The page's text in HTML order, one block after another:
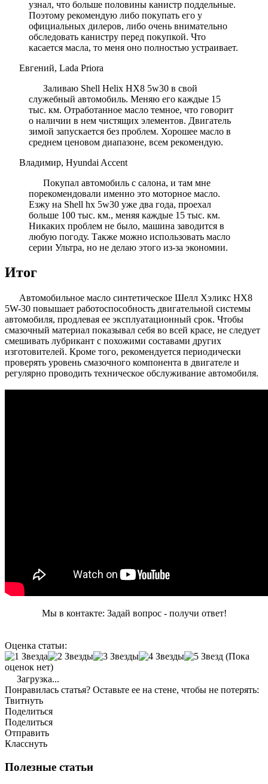
узнал, что больше половины канистр поддельные.
Поэтому рекомендую либо покупать его у
официальных дилеров, либо очень внимательно
обследовать канистру перед покупкой. Что
касается масла, то меня оно полностью устраивает.
Евгений, Lada Priora
Заливаю Shell Helix HX8 5w30 в свой
служебный автомобиль. Меняю его каждые 15
тыс. км. Отработанное масло темное, что говорит
о наличии в нем чистящих элементов. Двигатель
зимой запускается без проблем. Хорошее масло в
среднем ценовом диапазоне, всем рекомендую.
Владимир, Hyundai Accent
Покупал автомобиль с салона, и там мне
порекомендовали именно это моторное масло.
Езжу на Shell hx 5w30 уже два года, проехал
больше 100 тыс. км., меняя каждые 15 тыс. км.
Никаких проблем не было, машина заводится в
любую погоду. Также можно использовать масло
серии Ультра, но не делаю этого из-за экономии.
Итог
Автомобильное масло синтетическое Шелл Хэликс HX8
5W-30 повышает работоспособность двигательной системы
автомобиля, продлевая ее эксплуатационный срок. Чтобы
смазочный материал показывал себя во всей красе, не следует
смешивать лубрикант с похожими составами других
изготовителей. Кроме того, рекомендуется периодически
проверять уровень смазочного компонента в двигателе и
регулярно проводить техническое обслуживание автомобиля.
Мы в контакте: Задай вопрос - получи ответ!
Оценка статьи:
(Пока
оценок нет)
Загрузка...
Понравилась статья? Оставьте ее на стене, чтобы не потерять:
Твитнуть
Поделиться
Поделиться
Отправить
Класснуть
Полезные статьи